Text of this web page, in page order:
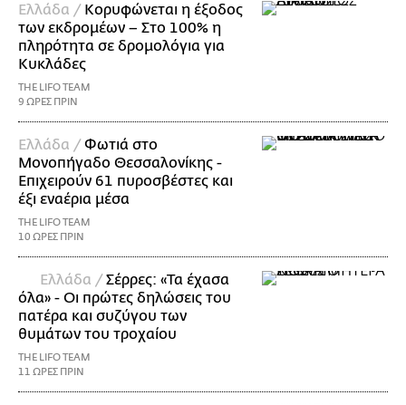
Ελλάδα / Κορυφώνεται η έξοδος
των εκδρομέων – Στο 100% η
πληρότητα σε δρομολόγια για
Κυκλάδες
THE LIFO TEAM
9 ΩΡΕΣ ΠΡΙΝ
Ελλάδα /Φωτιά στο
Μονοπήγαδο Θεσσαλονίκης -
Επιχειρούν 61 πυροσβέστες και
έξι εναέρια μέσα
THE LIFO TEAM
10 ΩΡΕΣ ΠΡΙΝ
Ελλάδα /Σέρρες: «Τα έχασα
όλα» - Οι πρώτες δηλώσεις του
πατέρα και συζύγου των
θυμάτων του τροχαίου
THE LIFO TEAM
11 ΩΡΕΣ ΠΡΙΝ